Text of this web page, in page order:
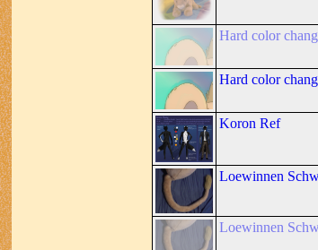
Hard color
Hard color
Koron Ref
Loewinnen
Loewinnen